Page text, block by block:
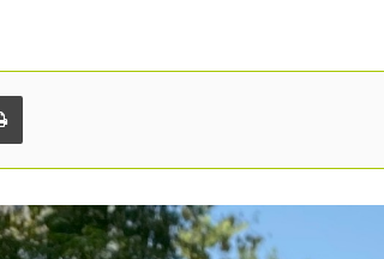
congela nous hotels en sòl residencial
milions a modernitzar-se